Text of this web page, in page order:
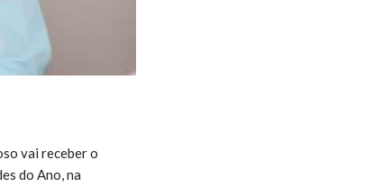
vai receber o
do Ano, na